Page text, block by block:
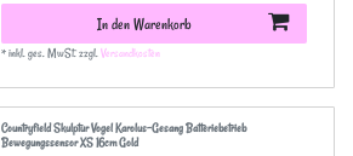
In den Warenkorb
*inkl. ges. MwSt.zzgl.Versandkosten
Countryfield Skulptur Vogel Karolus-Gesang Batteriebetrieb
Bewegungssensor XS 16cm Gold